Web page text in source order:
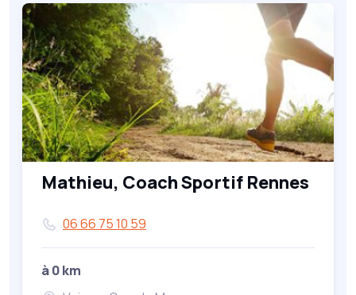
Mathieu, Coach Sportif Rennes
06 66 75 10 59
à 0 km